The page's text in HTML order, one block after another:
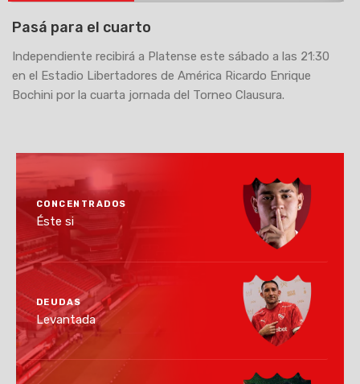
Pasá para el cuarto
Independiente recibirá a Platense este sábado a las 21:30
en el Estadio Libertadores de América Ricardo Enrique
Bochini por la cuarta jornada del Torneo Clausura.
CONCENTRADOS
Éste si
DEUDAS
Levantada